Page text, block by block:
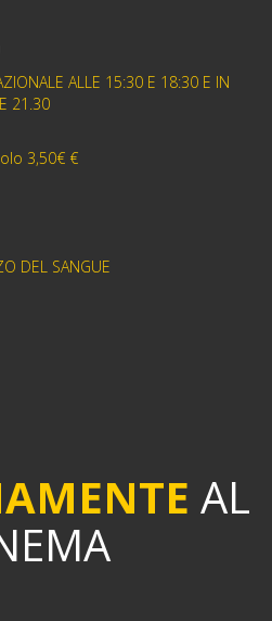
ALLE 15:30 E 18:30 E IN
21.30
3,50€ €
DEL SANGUE
AL